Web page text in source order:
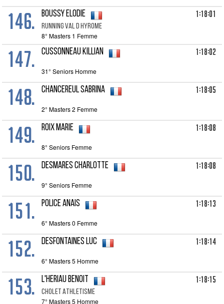
146. BOUSSY Elodie
RUNNING VAL D HYROME
1:18:01
8° Masters 1 Femme
147. CUSSONNEAU Killian 1:18:02
31° Seniors Homme
148. CHANCEREUL Sabrina 1:18:05
2° Masters 2 Femme
149. ROIX Marie 1:18:08
8° Seniors Femme
150. DESMARES Charlotte 1:18:08
9° Seniors Femme
151. POLICE Anais 1:18:13
6° Masters 0 Femme
152. DESFONTAINES Luc 1:18:14
6° Masters 5 Homme
153. L'HERIAU Benoit
CHOLET ATHLETISME
1:18:15
7° Masters 5 Homme